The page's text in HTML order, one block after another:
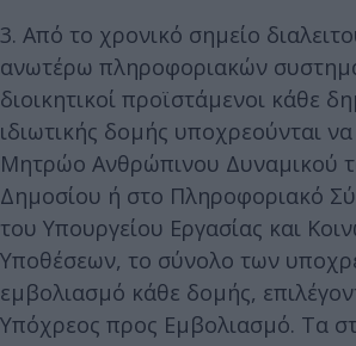
3. Από το χρονικό σημείο
ανωτέρω πληροφοριακών
διοικητικοί προϊστάμενοι κάθε
ιδιωτικής δομής υποχρεούνται
Μητρώο Ανθρώπινου Δυναμικού
Δημοσίου ή στο Πληροφοριακό
του Υπουργείου Εργασίας και
Υποθέσεων, το σύνολο των
εμβολιασμό κάθε δομής,
Υπόχρεος προς Εμβολιασμό. Τα